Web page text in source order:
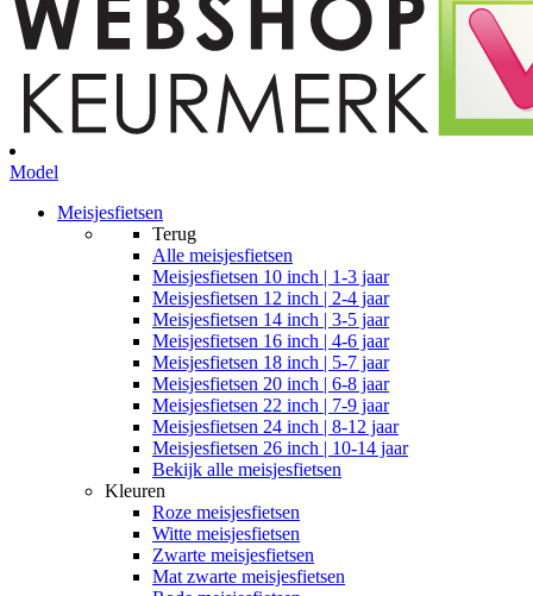
Model
Meisjesfietsen
Terug
Alle meisjesfietsen
Meisjesfietsen 10 inch | 1-3 jaar
Meisjesfietsen 12 inch | 2-4 jaar
Meisjesfietsen 14 inch | 3-5 jaar
Meisjesfietsen 16 inch | 4-6 jaar
Meisjesfietsen 18 inch | 5-7 jaar
Meisjesfietsen 20 inch | 6-8 jaar
Meisjesfietsen 22 inch | 7-9 jaar
Meisjesfietsen 24 inch | 8-12 jaar
Meisjesfietsen 26 inch | 10-14 jaar
Bekijk alle meisjesfietsen
Kleuren
Roze meisjesfietsen
Witte meisjesfietsen
Zwarte meisjesfietsen
Mat zwarte meisjesfietsen